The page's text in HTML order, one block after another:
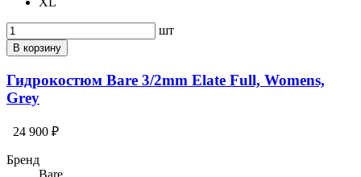
шт
В корзину
Гидрокостюм Bare 3/2mm Elate Full, Womens,
Grey
24 900 ₽
Бренд
Bare